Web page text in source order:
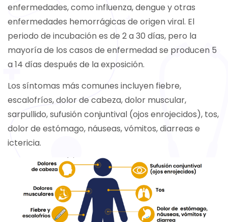
enfermedades, como influenza, dengue y otras
enfermedades hemorrágicas de origen viral. El
periodo de incubación es de 2 a 30 días, pero la
mayoría de los casos de enfermedad se producen 5
a 14 días después de la exposición.
Los síntomas más comunes incluyen fiebre,
escalofríos, dolor de cabeza, dolor muscular,
sarpullido, sufusión conjuntival (ojos enrojecidos), tos,
dolor de estómago, náuseas, vómitos, diarreas e
ictericia.